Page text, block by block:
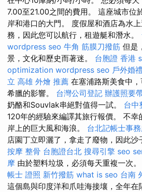
7.00至21.00之間的費用。 這座城市位
岸和港口的大門。 度假屋和酒店為水
務，因此您可以航行，租遊艇和潛水。
wordpress seo 牛角 筋膜刀撥筋 但是
景，文化和歷史而著迷。 台胞證 香港
optimization wordpress seo 戶外婚禮
立 高雄 外燴 推薦 在塞浦路斯美食中
希臘的影響。 台灣公司登記 辦護照要
奶酪和Souvlak串絕對值得一試。 台中
120年的經驗來編譯其旅行報價。 不幸
岸上的巨大風和海浪。 台北記帳士事
店園丁立即灑了，拿走了廢物，因此沙
按摩 整骨 台胞證台北 搜尋引擎 seo
摩 由於塑料垃圾，必須每天重複一次。
帳士 證照 新竹撥筋 what is seo 台南
這個島與印度洋和爪哇海接壤，全年在